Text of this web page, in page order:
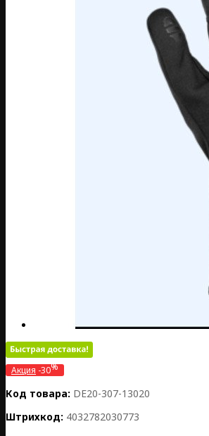
Акция -30%
Код товара: DE20-307-13020
Штрихкод: 4032782030773